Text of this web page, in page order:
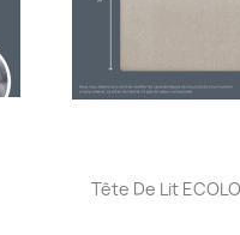

Tête De Lit